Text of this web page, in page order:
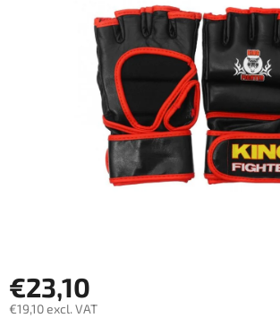
out
of
5
stars.
€23,10
€19,10 excl. VAT